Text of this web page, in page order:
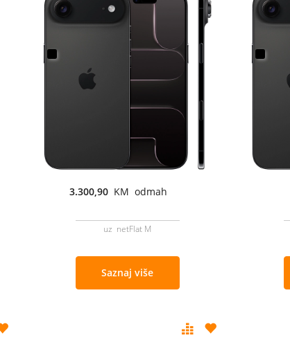
3.300,90 KM odmah
uz netFlat M
Saznaj više